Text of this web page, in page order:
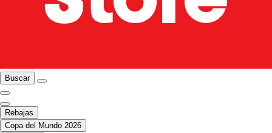
Buscar
Rebajas
Copa del Mundo 2026